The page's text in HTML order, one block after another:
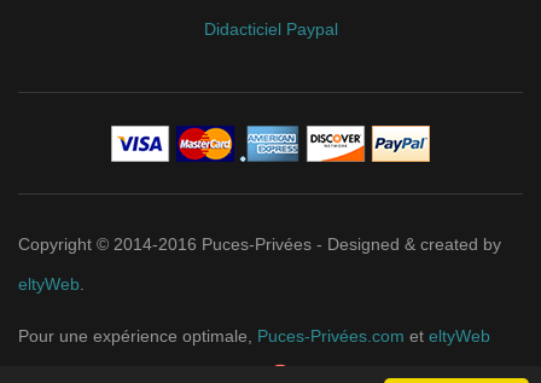
Didacticiel Paypal
Copyright © 2014-2016 Puces-Privées - Designed & created by
eltyWeb
Pour une expérience optimale, Puces-Privées.com et eltyWeb